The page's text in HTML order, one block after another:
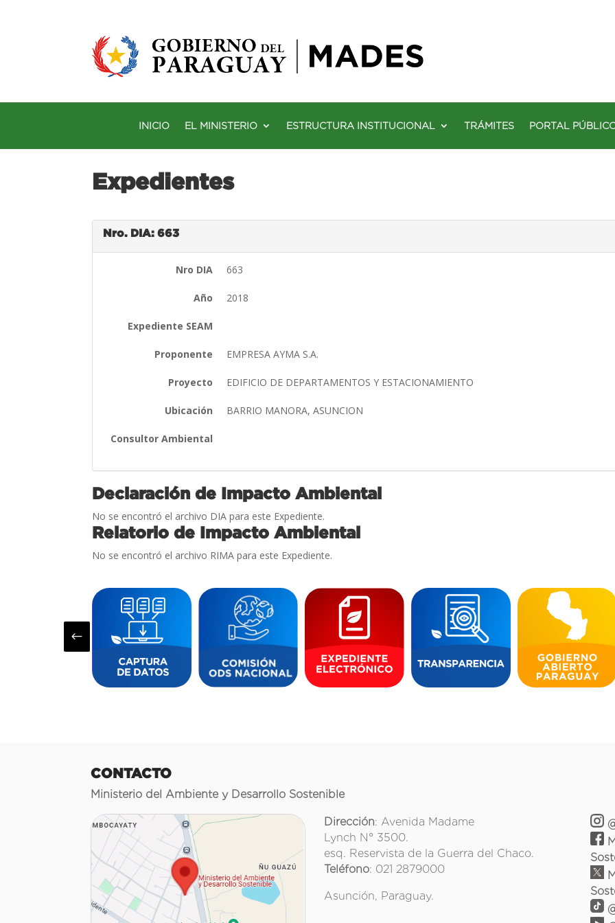
INICIO EL MINISTERIO ESTRUCTURA INSTITUCIONAL TRÁMITES PORTAL
Expedientes
Nro. DIA: 663
Nro DIA 663
Año 2018
Expediente SEAM
Proponente EMPRESA AYMA S.A.
Proyecto EDIFICIO DE DEPARTAMENTOS Y ESTACIONAMIENTO
Ubicación BARRIO MANORA, ASUNCION
Consultor Ambiental
Declaración de Impacto Ambiental
No se encontró el archivo DIA para este Expediente.
Relatorio de Impacto Ambiental
No se encontró el archivo RIMA para este Expediente.
#
CONTACTO
Ministerio del Ambiente y Desarrollo Sostenible
Dirección: Avenida Madame
Lynch N° 3500.
esq. Reservista de la Guerra del Chaco.
Teléfono: 021 2879000
Asunción, Paraguay.